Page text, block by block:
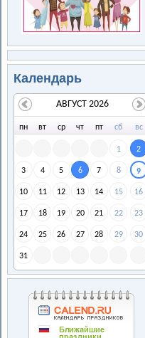
Календарь
пн вт ср чт пт сб вс
1 2
3 4 5 6 7 8 9
10 11 12 13 14 15 16
17 18 19 20 21 22 23
24 25 26 27 28 29 30
31
АВГУСТ 2026